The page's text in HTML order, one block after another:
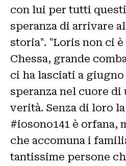
con lui per tutti
speranza di arrivare
storia". "Loris non ci
Chessa, grande
ci ha lasciati a giugno
speranza nel cuore
verità. Senza di loro
#iosono141 è orfana,
che accomuna i
tantissime persone